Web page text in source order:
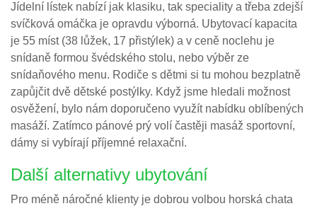
Jídelní lístek nabízí jak klasiku, tak speciality a třeba zdejší
svíčková omáčka je opravdu výborná. Ubytovací kapacita
je 55 míst (38 lůžek, 17 přistýlek) a v ceně noclehu je
snídaně formou švédského stolu, nebo výběr ze
snídaňového menu. Rodiče s dětmi si tu mohou bezplatně
zapůjčit dvě dětské postýlky. Když jsme hledali možnost
osvěžení, bylo nám doporučeno využít nabídku oblíbených
masáží. Zatímco pánové prý volí častěji masáž sportovní,
dámy si vybírají příjemné relaxační.
Další alternativy ubytování
Pro méně náročné klienty je dobrou volbou horská chata